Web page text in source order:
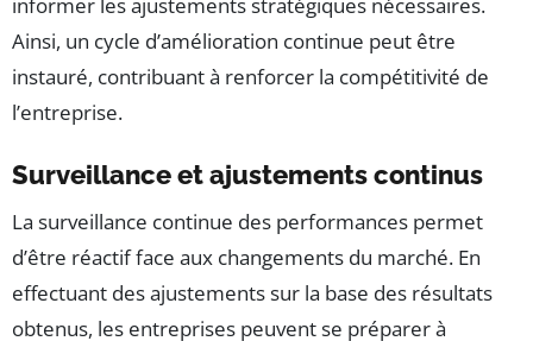
informer les ajustements stratégiques nécessaires.
Ainsi, un cycle d’amélioration continue peut être
instauré, contribuant à renforcer la compétitivité de
l’entreprise.
Surveillance et ajustements continus
La surveillance continue des performances permet
d’être réactif face aux changements du marché. En
effectuant des ajustements sur la base des résultats
obtenus, les entreprises peuvent se préparer à